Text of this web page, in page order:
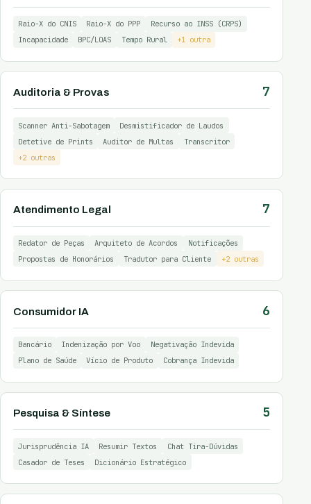
Raio-X do CNIS Raio-X do PPP
Recurso ao INSS (CRPS)
Incapacidade
BPC/LOAS Tempo Rural +1 outra
Auditoria & Provas 7
Scanner Anti-Sabotagem
Desmistificador de Laudos
Detetive de Prints
Auditor de Multas
Transcritor
+2 outras
Atendimento Legal 7
Redator de Peças Arquiteto de Acordos
Notificações
Propostas de Honorários
Tradutor para Cliente +2 outras
Consumidor IA 6
Bancário Indenização por Voo
Negativação Indevida
Plano de Saúde
Vício de Produto Cobrança Indevida
Pesquisa & Síntese 5
Jurisprudência IA Resumir Textos
Chat Tira-Dúvidas
Casador de Teses
Dicionário Estratégico